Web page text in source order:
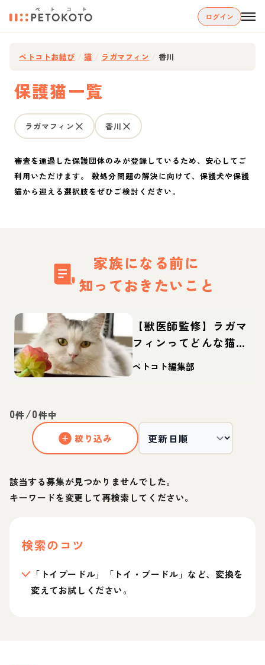
ログイン
ペトコトお結び 猫 ラガマフィン 香川
保護猫一覧
ラガマフィン 香川
審査を通過した保護団体のみが登録しているため、安心してご
利用いただけます。 殺処分問題の解決に向けて、保護犬や保護
猫から迎える選択肢をぜひご検討ください。
家族になる前に
知っておきたいこと
【獣医師監修】ラガマ
フィンってどんな猫？
性格・体重・寿命の特
徴・迎え方
ペトコト編集部
0件/0件中
絞り込み
該当する募集が見つかりませんでした。
キーワードを変更して再検索してください。
検索のコツ
「トイプードル」「トイ・プードル」など、変換を
変えてお試しください。